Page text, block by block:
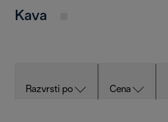
Kava
Razvrsti po Cena